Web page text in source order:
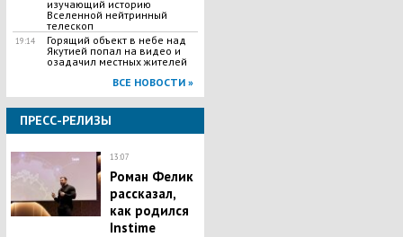
изучающий историю
Вселенной нейтринный
телескоп
19:14
Горящий объект в небе над
Якутией попал на видео и
озадачил местных жителей
ВСЕ НОВОСТИ »
ПРЕСС-РЕЛИЗЫ
13:07
Роман Фелик
рассказал,
как родился
Instime